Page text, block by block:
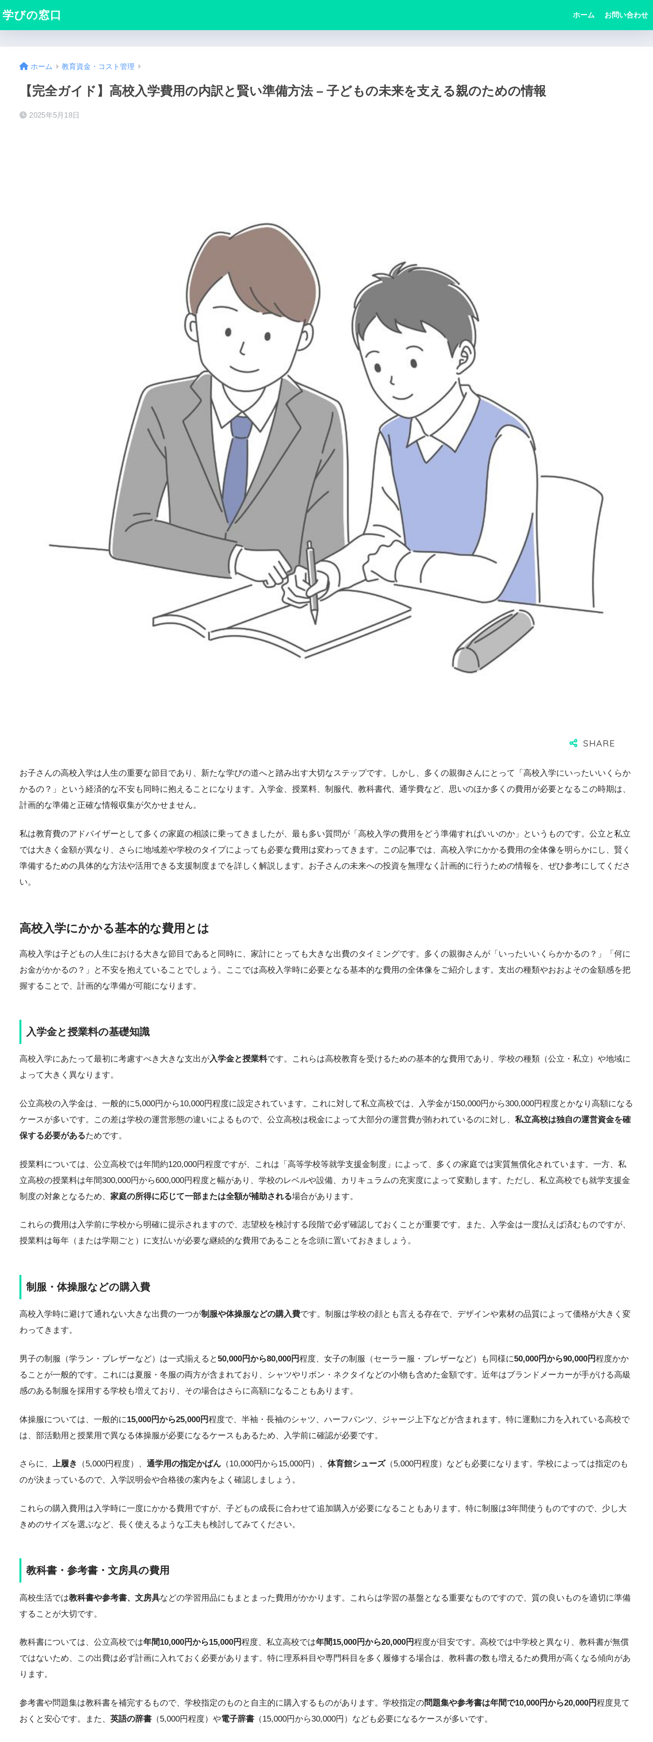
学びの窓口 ホーム お問い合わせ
ホーム 教育資金・コスト管理
【完全ガイド】高校入学費用の内訳と賢い準備方法 – 子どもの未来を支える親のための情報
2025年5月18日
お子さんの高校入学は人生の重要な節目であり、新たな学びの道へと踏み出す大切なステップです。しかし、多くの親御さんにとって「高校入学にいったいいくらか
かるの？」という経済的な不安も同時に抱えることになります。入学金、授業料、制服代、教科書代、通学費など、思いのほか多くの費用が必要となるこの時期は、
計画的な準備と正確な情報収集が欠かせません。
私は教育費のアドバイザーとして多くの家庭の相談に乗ってきましたが、最も多い質問が「高校入学の費用をどう準備すればいいのか」というものです。公立と私立
では大きく金額が異なり、さらに地域差や学校のタイプによっても必要な費用は変わってきます。この記事では、高校入学にかかる費用の全体像を明らかにし、賢く
準備するための具体的な方法や活用できる支援制度までを詳しく解説します。お子さんの未来への投資を無理なく計画的に行うための情報を、ぜひ参考にしてくださ
い。
高校入学にかかる基本的な費用とは
高校入学は子どもの人生における大きな節目であると同時に、家計にとっても大きな出費のタイミングです。多くの親御さんが「いったいいくらかかるの？」「何に
お金がかかるの？」と不安を抱えていることでしょう。ここでは高校入学時に必要となる基本的な費用の全体像をご紹介します。支出の種類やおおよその金額感を把
握することで、計画的な準備が可能になります。
入学金と授業料の基礎知識
高校入学にあたって最初に考慮すべき大きな支出が入学金と授業料です。これらは高校教育を受けるための基本的な費用であり、学校の種類（公立・私立）や地域に
よって大きく異なります。
公立高校の入学金は、一般的に5,000円から10,000円程度に設定されています。これに対して私立高校では、入学金が150,000円から300,000円程度とかなり高額になる
ケースが多いです。この差は学校の運営形態の違いによるもので、公立高校は税金によって大部分の運営費が賄われているのに対し、 私立高校は独自の運営資金を確
保する必要があるためです。
授業料については、公立高校では年間約120,000円程度ですが、これは「高等学校等就学支援金制度」によって、多くの家庭では実質無償化されています。一方、私
立高校の授業料は年間300,000円から600,000円程度と幅があり、学校のレベルや設備、カリキュラムの充実度によって変動します。ただし、私立高校でも就学支援金
制度の対象となるため、 家庭の所得に応じて一部または全額が補助される場合があります。
これらの費用は入学前に学校から明確に提示されますので、志望校を検討する段階で必ず確認しておくことが重要です。また、入学金は一度払えば済むものですが、
授業料は毎年（または学期ごと）に支払いが必要な継続的な費用であることを念頭に置いておきましょう。
制服・体操服などの購入費
高校入学時に避けて通れない大きな出費の一つが制服や体操服などの購入費です。制服は学校の顔とも言える存在で、デザインや素材の品質によって価格が大きく変
わってきます。
男子の制服（学ラン・ブレザーなど）は一式揃えると50,000円から80,000円程度、女子の制服（セーラー服・ブレザーなど）も同様に50,000円から90,000円程度かか
ることが一般的です。これには夏服・冬服の両方が含まれており、シャツやリボン・ネクタイなどの小物も含めた金額です。近年はブランドメーカーが手がける高級
感のある制服を採用する学校も増えており、その場合はさらに高額になることもあります。
体操服については、一般的に15,000円から25,000円程度で、半袖・長袖のシャツ、ハーフパンツ、ジャージ上下などが含まれます。特に運動に力を入れている高校で
は、部活動用と授業用で異なる体操服が必要になるケースもあるため、入学前に確認が必要です。
さらに、 上履き （5,000円程度）、 通学用の指定かばん （10,000円から15,000円）、 体育館シューズ（5,000円程度）なども必要になります。学校によっては指定のも
のが決まっているので、入学説明会や合格後の案内をよく確認しましょう。
これらの購入費用は入学時に一度にかかる費用ですが、子どもの成長に合わせて追加購入が必要になることもあります。特に制服は3年間使うものですので、少し大
きめのサイズを選ぶなど、長く使えるような工夫も検討してみてください。
教科書・参考書・文房具の費用
高校生活では教科書や参考書、文房具などの学習用品にもまとまった費用がかかります。これらは学習の基盤となる重要なものですので、質の良いものを適切に準備
することが大切です。
教科書については、公立高校では年間10,000円から15,000円程度、私立高校では年間15,000円から20,000円程度が目安です。高校では中学校と異なり、教科書が無償
ではないため、この出費は必ず計画に入れておく必要があります。特に理系科目や専門科目を多く履修する場合は、教科書の数も増えるため費用が高くなる傾向があ
ります。
参考書や問題集は教科書を補完するもので、学校指定のものと自主的に購入するものがあります。学校指定の問題集や参考書は年間で10,000円から20,000円程度見て
おくと安心です。また、 英語の辞書 （5,000円程度）や電子辞書 （15,000円から30,000円）なども必要になるケースが多いです。